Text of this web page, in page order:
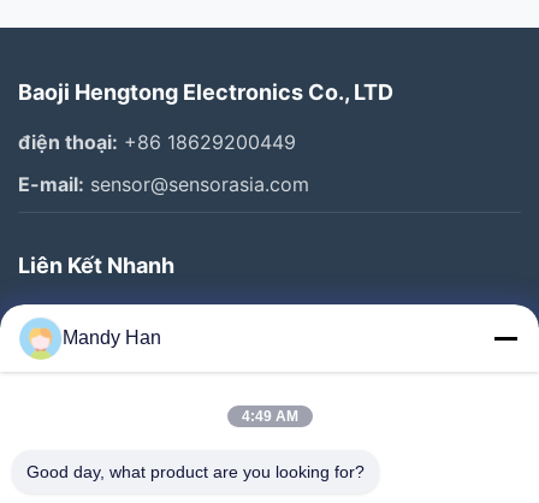
Baoji Hengtong Electronics Co., LTD
điện thoại: +86 18629200449
E-mail: sensor@sensorasia.com
Liên Kết Nhanh
Trang Chủ
Các Sản Phẩm
Tham Quan Nhà Máy
Mandy Han
4:49 AM
Good day, what product are you looking for?